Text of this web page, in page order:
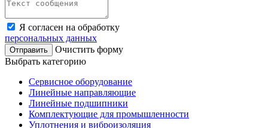
Я согласен на обработку
персональных данных
Очистить форму
Выбрать категорию
Сервисное оборудование
Линейные направляющие
Линейные подшипники
Комплектующие для промышленности
Уплотнения и виброизоляция